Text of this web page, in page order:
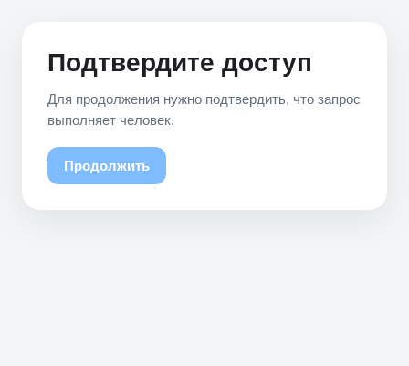
Подтвердите доступ
Для продолжения нужно подтвердить, что запрос
выполняет человек.
Продолжить